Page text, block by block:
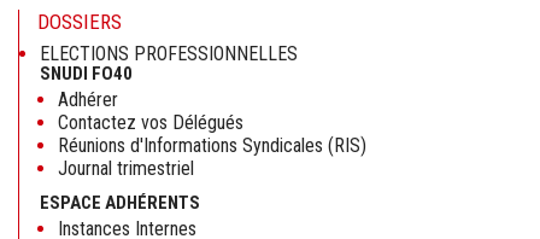
DOSSIERS
ELECTIONS PROFESSIONNELLES
SNUDI FO40
Adhérer
Contactez vos Délégués
Réunions d'Informations Syndicales (RIS)
Journal trimestriel
ESPACE ADHÉRENTS
Instances Internes